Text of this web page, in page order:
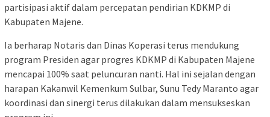
partisipasi aktif dalam percepatan pendirian KDKMP di
Kabupaten Majene.
Ia berharap Notaris dan Dinas Koperasi terus mendukung
program Presiden agar progres KDKMP di Kabupaten Majene
mencapai 100% saat peluncuran nanti. Hal ini sejalan dengan
harapan Kakanwil Kemenkum Sulbar, Sunu Tedy Maranto agar
koordinasi dan sinergi terus dilakukan dalam mensukseskan